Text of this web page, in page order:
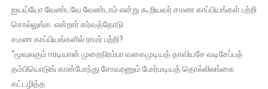
ஐயய்யோ வேண்டவே வேண்டாம் என்று கூறியவர் சமண காப்பியங்கள் பற்றி
சொல்லுங்க. என்றார் கர்வத்தோடு
சமண காப்பியங்களில் ராமர் பற்றி?
“மூவுலகும் ஈரடியான் முறைநிரம்பா வகைமுடியத் தாவியசே வடிசேப்பத்
தம்பியொடுங் கான்போந்து சோவரணும் போர்மடியத் தொல்லிலங்கை
கட்டழித்த